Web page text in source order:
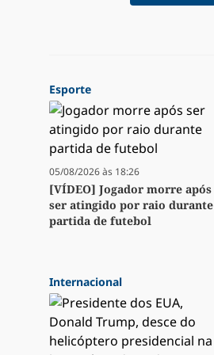
Esporte
05/08/2026 às 18:26
[VÍDEO] Jogador morre após
ser atingido por raio durante
partida de futebol
Internacional